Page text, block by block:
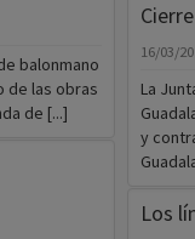
balonmano
de las obras
de [...]
16/03/
La
y
Los